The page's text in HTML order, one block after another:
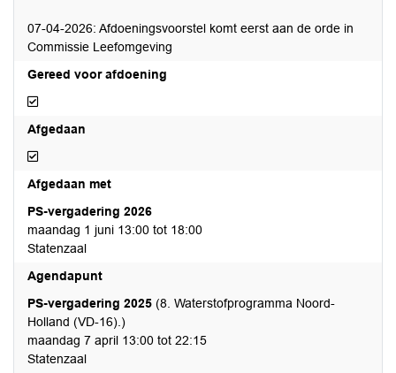
07-04-2026: Afdoeningsvoorstel komt eerst aan de orde in
Commissie Leefomgeving
Gereed voor afdoening
Gereed voor afdoening
Afgedaan
Afgedaan
Afgedaan met
PS-vergadering 2026
maandag 1 juni 13:00 tot 18:00
Statenzaal
Agendapunt
PS-vergadering 2025 (8. Waterstofprogramma Noord-
Holland (VD-16).)
maandag 7 april 13:00 tot 22:15
Statenzaal